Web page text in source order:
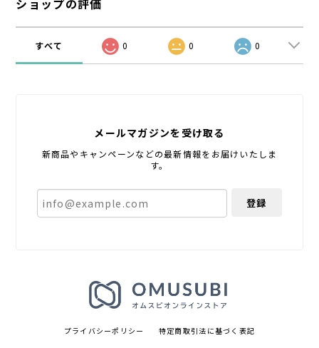
ショップの評価
すべて 0 0 0
メールマガジンを受け取る
新商品やキャンペーンなどの最新情報をお届けいたしま
す。
登録
プライバシーポリシー 特定商取引法に基づく表記